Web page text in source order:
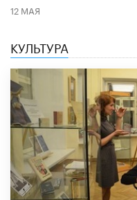
12 МАЯ
КУЛЬТУРА